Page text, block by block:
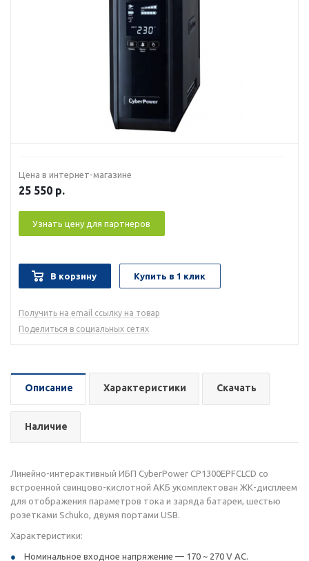
Цена в интернет-магазине
25 550 р.
Узнать цену для партнеров
В корзину Купить в 1 клик
Получить на email ссылку на товар
Поделиться в социальных сетях
Описание Характеристики Скачать
Наличие
Линейно-интерактивный ИБП CyberPower CP1300EPFCLCD со
встроенной свинцово-кислотной АКБ укомплектован ЖК-дисплеем
для отображения параметров тока и заряда батареи, шестью
розетками Schuko, двумя портами USB.
Характеристики:
Номинальное входное напряжение — 170 ~ 270 V AC.